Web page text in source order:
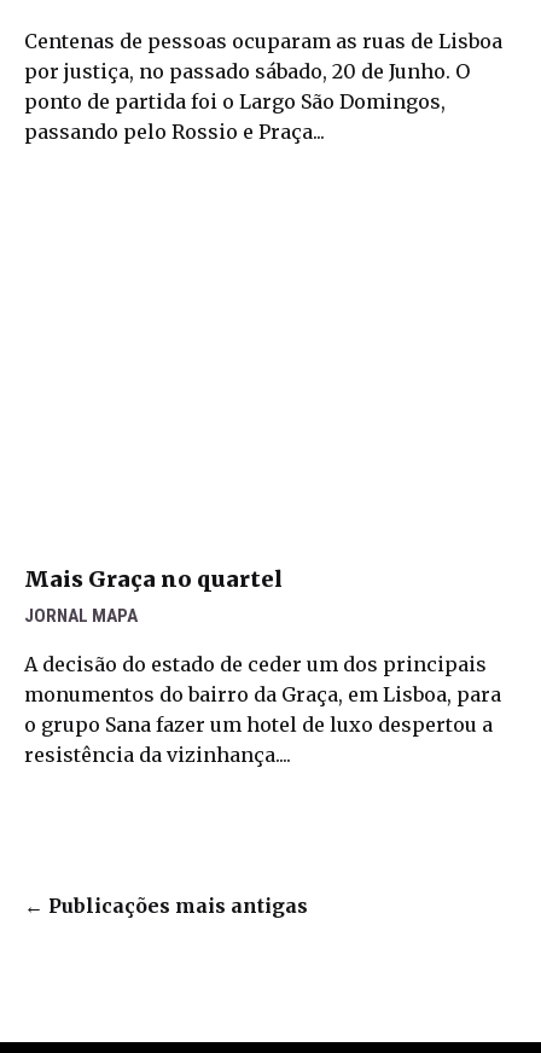
Centenas de pessoas ocuparam as ruas de Lisboa
por justiça, no passado sábado, 20 de Junho. O
ponto de partida foi o Largo São Domingos,
passando pelo Rossio e Praça...
Mais Graça no quartel
JORNAL MAPA
A decisão do estado de ceder um dos principais
monumentos do bairro da Graça, em Lisboa, para
o grupo Sana fazer um hotel de luxo despertou a
resistência da vizinhança....
← Publicações mais antigas